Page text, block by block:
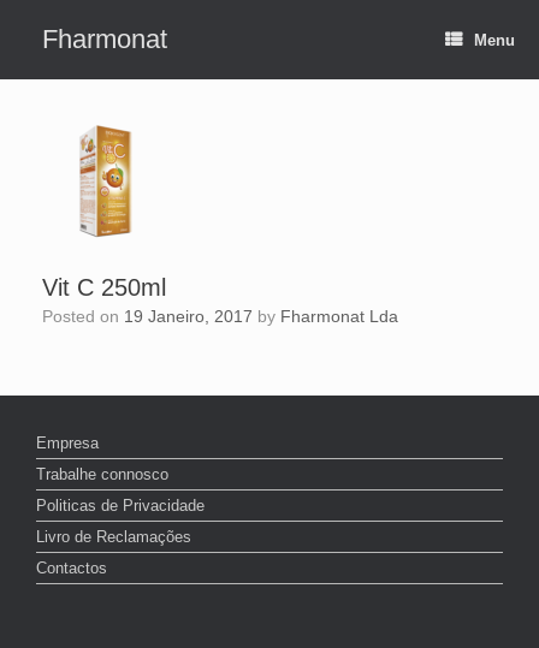
Fharmonat Menu
Vit C 250ml
Posted on 19 Janeiro, 2017 by Fharmonat Lda
Empresa
Trabalhe connosco
Politicas de Privacidade
Livro de Reclamações
Contactos